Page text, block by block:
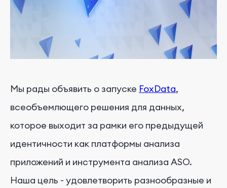
Мы рады объявить о запуске FoxData,
всеобъемлющего решения для данных,
которое выходит за рамки его предыдущей
идентичности как платформы анализа
приложений и инструмента анализа ASO.
Наша цель - удовлетворить разнообразные и